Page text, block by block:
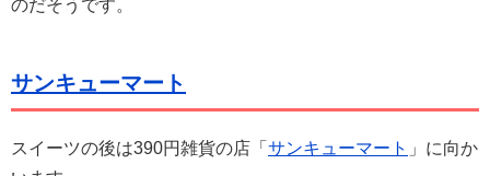
のだそうです。
サンキューマート
スイーツの後は390円雑貨の店「 サンキューマート 」に向か